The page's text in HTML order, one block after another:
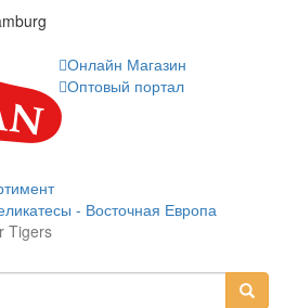
Онлайн Магазин
Оптовый портал
- Восточная Европа
Tigers